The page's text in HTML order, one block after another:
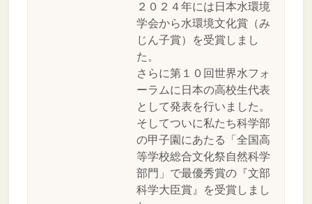
２０２４年には日本水環境
学会から水環境文化賞（み
じん子賞）を受賞しまし
た。
さらに第１０回世界水フォ
ーラムに日本の高校生代表
として発表を行いました。
そしてついに私たち科学部
の甲子園にあたる「全国高
等学校総合文化祭自然科学
部門」で最優秀賞の『文部
科学大臣賞』を受賞しまし